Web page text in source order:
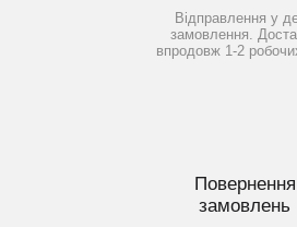
Відправлення у
замовлення.
впродовж 1-2
Повернення
замовлень